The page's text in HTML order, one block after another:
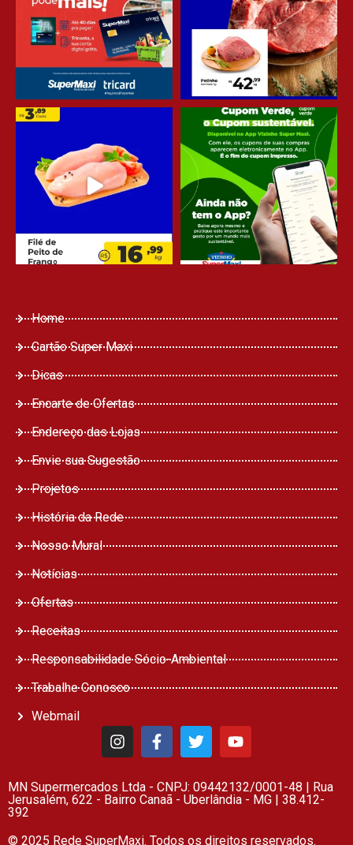
Home
Cartão Super Maxi
Dicas
Encarte de Ofertas
Endereço das Lojas
Envie sua Sugestão
Projetos
História da Rede
Nosso Mural
Notícias
Ofertas
Receitas
Responsabilidade Sócio-Ambiental
Trabalhe Conosco
Webmail
MN Supermercados Ltda - CNPJ: 09442132/0001-48 | Rua
Jerusalém, 622 - Bairro Canaã - Uberlândia - MG | 38.412-
392
© 2025 Rede SuperMaxi. Todos os direitos reservados.